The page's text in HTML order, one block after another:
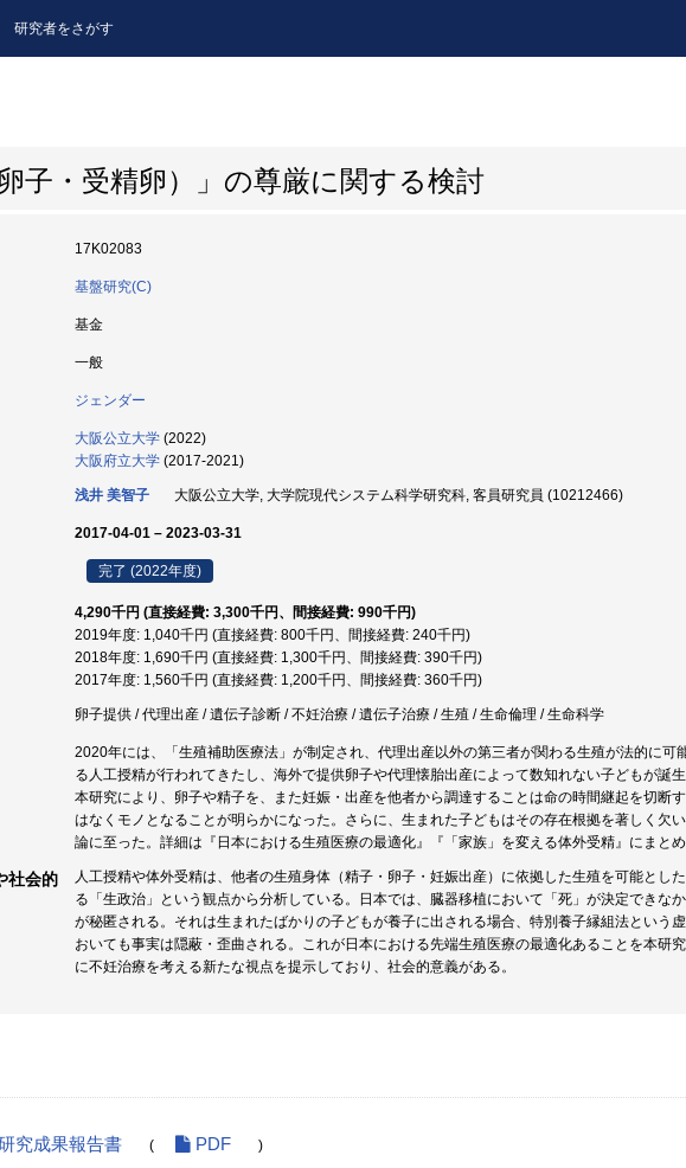
研究者をさがす
卵子・受精卵）」の尊厳に関する検討
17K02083
基盤研究(C)
基金
一般
ジェンダー
大阪公立大学 (2022)
大阪府立大学 (2017-2021)
浅井 美智子 大阪公立大学, 大学院現代システム科学研究科, 客員研究員 (10212466)
2017-04-01 – 2023-03-31
完了 (2022年度)
4,290千円 (直接経費: 3,300千円、間接経費: 990千円)
2019年度: 1,040千円 (直接経費: 800千円、間接経費: 240千円)
2018年度: 1,690千円 (直接経費: 1,300千円、間接経費: 390千円)
2017年度: 1,560千円 (直接経費: 1,200千円、間接経費: 360千円)
卵子提供 / 代理出産 / 遺伝子診断 / 不妊治療 / 遺伝子治療 / 生殖 / 生命倫理 / 生命科学
2020年には、「生殖補助医療法」が制定され、代理出産以外の第三者が関わる生殖が法的に可
る人工授精が行われてきたし、海外で提供卵子や代理懐胎出産によって数知れない子どもが誕生
本研究により、卵子や精子を、また妊娠・出産を他者から調達することは命の時間継起を切断
はなくモノとなることが明らかになった。さらに、生まれた子どもはその存在根拠を著しく欠
論に至った。詳細は『日本における生殖医療の最適化』『「家族」を変える体外受精』にまとめ
社会的
人工授精や体外受精は、他者の生殖身体（精子・卵子・妊娠出産）に依拠した生殖を可能とし
る「生政治」という観点から分析している。日本では、臓器移植において「死」が決定できな
が秘匿される。それは生まれたばかりの子どもが養子に出される場合、特別養子縁組法という
おいても事実は隠蔽・歪曲される。これが日本における先端生殖医療の最適化あることを本研
に不妊治療を考える新たな視点を提示しており、社会的意義がある。
究成果報告書 ( PDF )